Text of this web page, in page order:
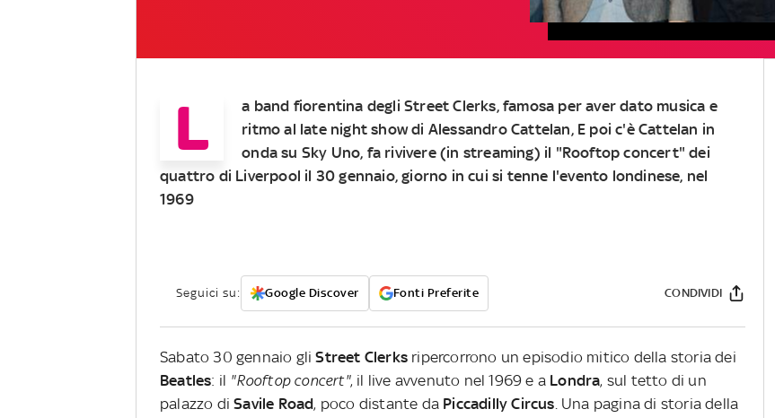
L
a band fiorentina degli Street Clerks, famosa per aver dato musica e
ritmo al late night show di Alessandro Cattelan, E poi c'è Cattelan in
onda su Sky Uno, fa rivivere (in streaming) il "Rooftop concert" dei
quattro di Liverpool il 30 gennaio, giorno in cui si tenne l'evento londinese, nel
1969
Seguici su: Google Discover Fonti Preferite CONDIVIDI
Sabato 30 gennaio gliStreet Clerks ripercorrono un episodio mitico della storia dei
Beatles: il "Rooftop concert", il live avvenuto nel 1969 e a Londra, sul tetto di un
palazzo diSavile Road, poco distante da Piccadilly Circus . Una pagina di storia della